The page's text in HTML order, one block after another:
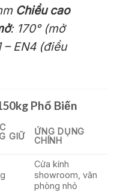
Chiều cao
: 170° (mở
– EN4 (điều
Phổ Biến
GIỮ
ỨNG DỤNG
CHÍNH
Cửa kính
showroom, văn
phòng nhỏ